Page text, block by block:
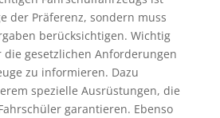
der Präferenz, sondern muss
berücksichtigen. Wichtig
gesetzlichen Anforderungen
zu informieren. Dazu
spezielle Ausrüstungen, die
garantieren. Ebenso